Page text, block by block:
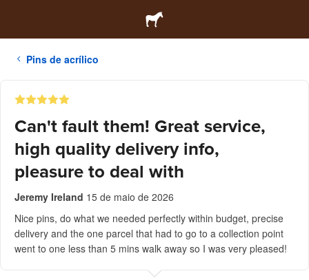
Pins de acrílico
Can't fault them! Great service,
high quality delivery info,
pleasure to deal with
Jeremy Ireland 15 de maio de 2026
Nice pins, do what we needed perfectly within budget, precise
delivery and the one parcel that had to go to a collection point
went to one less than 5 mins walk away so I was very pleased!